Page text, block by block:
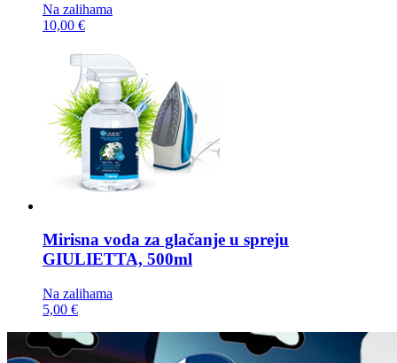
Na zalihama
10,00 €
Mirisna voda za glačanje u spreju
GIULIETTA, 500ml
Na zalihama
5,00 €